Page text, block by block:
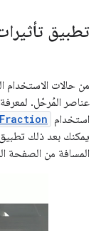
تطبيق
من حالات الاستخدام
عناصر المُرحّل.
استخدام
يمكنك بعد ذلك تطبيق
المسافة من الصفحة